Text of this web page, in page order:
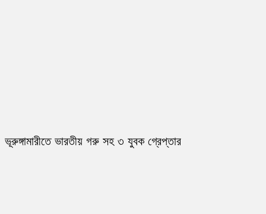
ভূরুঙ্গামারীতে ভারতীয় গরু সহ ৩ যুবক গ্রেপ্তার